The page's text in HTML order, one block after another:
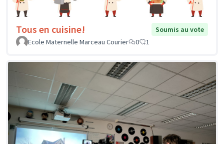
Tous en cuisine!
Soumis au vote
Ecole Maternelle Marceau Courier
0 1